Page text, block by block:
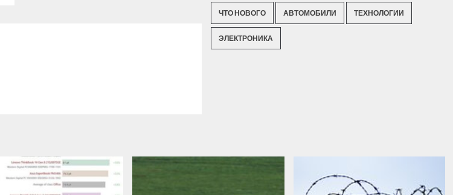
ЧТО НОВОГО АВТОМОБИЛИ ТЕХНОЛОГИИ
ЭЛЕКТРОНИКА